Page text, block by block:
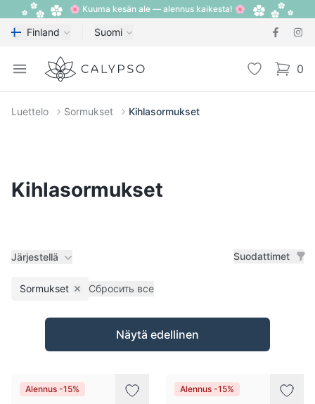
🌸 Kuuma kesän ale — alennus kaikesta! 🌸
Finland Suomi
Open menu
Calypso Toivelista 0
items
Luettelo Sormukset Kihlasormukset
Kihlasormukset
Järjestellä Suodattimet
Sormukset Remove filter
Сбросить все
Tuotteet
Näytä edellinen
Alennus -15% Alennus -15%